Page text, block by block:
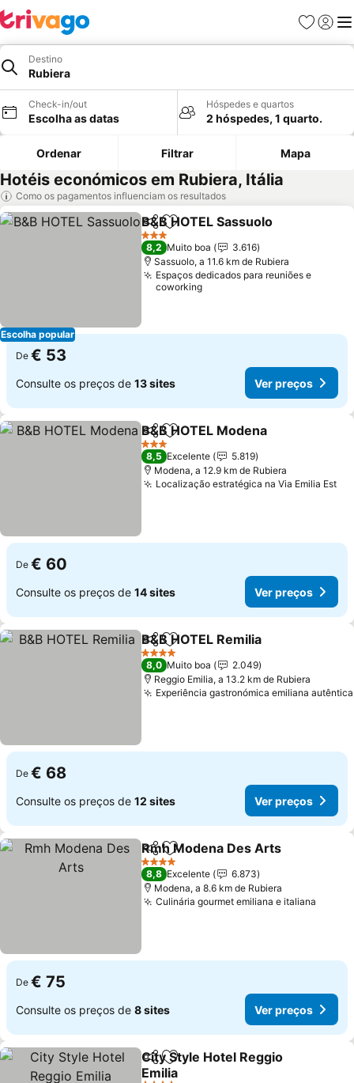
Favoritos
Iniciar
Destino
Rubiera
Check-in/out
Escolha as datas
Hóspedes e quartos
2 hóspedes, 1 quarto.
Ordenar Filtrar Mapa
Hotéis económicos em Rubiera, Itália
Como os pagamentos influenciam os resultados
Escolha popular
PartilharAdicionar aos favoritos
B&B HOTEL Sassuolo
3 Estrelas
8,2 Muito boa
3.616
Sassuolo, a 11.6 km de Rubiera
Espaços dedicados para reuniões e
coworking
De € 53
Consulte os preços de 13 sites Ver preços
PartilharAdicionar aos favoritos
B&B HOTEL Modena
3 Estrelas
8,5 Excelente
5.819
Modena, a 12.9 km de Rubiera
Localização estratégica na Via Emilia Est
De € 60
Consulte os preços de 14 sites Ver preços
PartilharAdicionar aos favoritos
B&B HOTEL Remilia
4 Estrelas
8,0 Muito boa
2.049
Reggio Emilia, a 13.2 km de Rubiera
Experiência gastronómica emiliana autêntica
De € 68
Consulte os preços de 12 sites Ver preços
PartilharAdicionar aos favoritos
Rmh Modena Des Arts
4 Estrelas
8,8 Excelente
6.873
Modena, a 8.6 km de Rubiera
Culinária gourmet emiliana e italiana
De € 75
Consulte os preços de 8 sites Ver preços
PartilharAdicionar aos favoritos
City Style Hotel Reggio
Emilia